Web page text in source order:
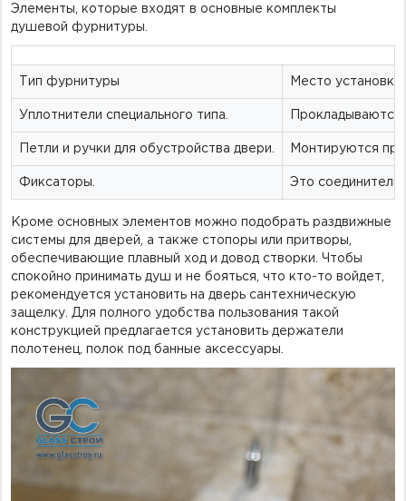
Элементы, которые входят в основные комплекты
душевой фурнитуры.
Тип фурнитуры Место установки
Уплотнители специального типа.
Петли и ручки для обустройства двери. Монтируются
Фиксаторы. Это
Кроме основных элементов можно подобрать раздвижные
системы для дверей, а также стопоры или притворы,
обеспечивающие плавный ход и довод створки. Чтобы
спокойно принимать душ и не бояться, что кто-то войдет,
рекомендуется установить на дверь сантехническую
защелку. Для полного удобства пользования такой
конструкцией предлагается установить держатели
полотенец, полок под банные аксессуары.